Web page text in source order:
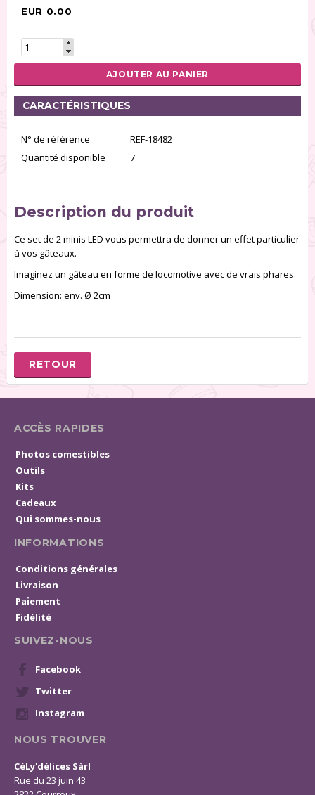
EUR 0.00
AJOUTER AU PANIER
CARACTÉRISTIQUES
N° de référence
REF-18482
Quantité disponible
7
Description du produit
Ce set de 2 minis LED vous permettra de donner un effet particulier
à vos gâteaux.
Imaginez un gâteau en forme de locomotive avec de vrais phares.
Dimension: env. Ø 2cm
RETOUR
ACCÈS RAPIDES
Photos comestibles
Outils
Kits
Cadeaux
Qui sommes-nous
INFORMATIONS
Conditions générales
Livraison
Paiement
Fidélité
SUIVEZ-NOUS
Facebook
Twitter
Instagram
NOUS TROUVER
CéLy'délices Sàrl
Rue du 23 juin 43